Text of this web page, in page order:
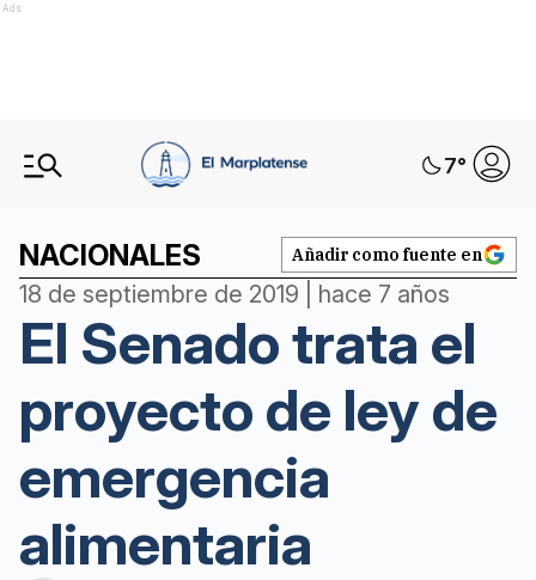
Ads
7°
NACIONALES Añadir como fuente en
18 de septiembre de 2019 | hace 7 años
El Senado trata el
proyecto de ley de
emergencia
alimentaria